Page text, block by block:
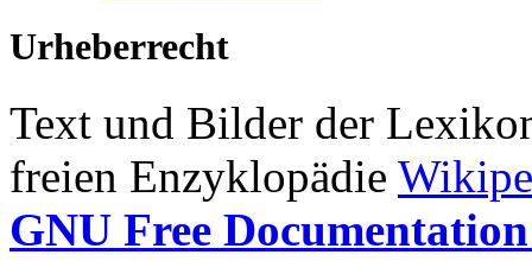
Urheberrecht
Text und Bilder der
freien Enzyklopädie
GNU Free